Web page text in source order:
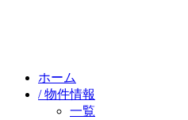
ホーム
/ 物件情報
一覧